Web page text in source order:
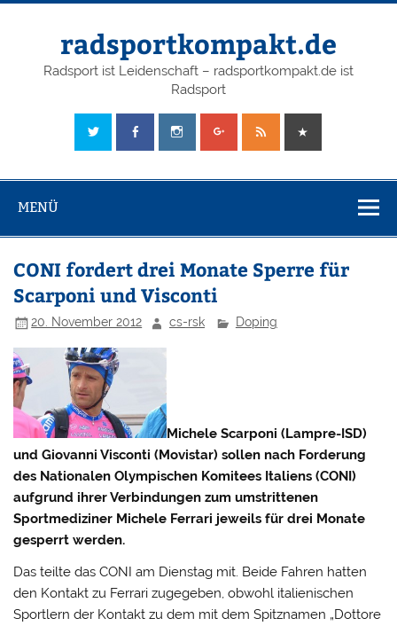
radsportkompakt.de
Radsport ist Leidenschaft – radsportkompakt.de ist
Radsport
MENÜ
CONI fordert drei Monate Sperre für
Scarponi und Visconti
20. November 2012 cs-rsk Doping
Michele Scarponi (Lampre-ISD)
und Giovanni Visconti (Movistar) sollen nach Forderung
des Nationalen Olympischen Komitees Italiens (CONI)
aufgrund ihrer Verbindungen zum umstrittenen
Sportmediziner Michele Ferrari jeweils für drei Monate
gesperrt werden.
Das teilte das CONI am Dienstag mit. Beide Fahren hatten
den Kontakt zu Ferrari zugegeben, obwohl italienischen
Sportlern der Kontakt zu dem mit dem Spitznamen „Dottore